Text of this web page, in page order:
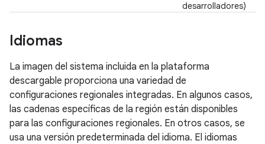
desarrolladores)
Idiomas
La imagen del sistema incluida en la plataforma
descargable proporciona una variedad de
configuraciones regionales integradas. En algunos casos,
las cadenas específicas de la región están disponibles
para las configuraciones regionales. En otros casos, se
usa una versión predeterminada del idioma. El idiomas